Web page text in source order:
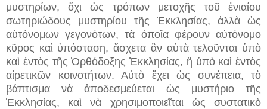
μυστηρίων, ὄχι ὡς τρόπων μετοχῆς τοῦ ἑνιαίου
σωτηριώδους μυστηρίου τῆς Ἐκκλησίας, ἀλλὰ ὡς
αὐτόνομων γεγονότων, τὰ ὁποῖα φέρουν αὐτόνομο
κῦρος καὶ ὑπόσταση, ἄσχετα ἂν αὐτὰ τελοῦνται ὑπὸ
καὶ ἐντὸς τῆς Ὀρθόδοξης Ἐκκλησίας, ἢ ὑπὸ καὶ ἐντὸς
αἱρετικῶν κοινοτήτων. Αὐτὸ ἔχει ὡς συνέπεια, τὸ
βάπτισμα νὰ ἀποδεσμεύεται ὡς μυστήριο τῆς
Ἐκκλησίας, καὶ νὰ χρησιμοποιεῖται ὡς συστατικὸ